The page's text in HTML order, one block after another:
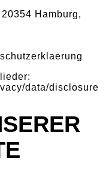
Hamburg,
data/disclosure